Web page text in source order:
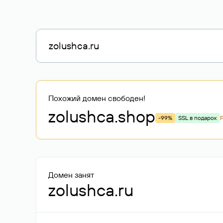
Похожий домен свободен!
zolushca.shop -99% SSL в подарок
Домен занят
zolushca.ru